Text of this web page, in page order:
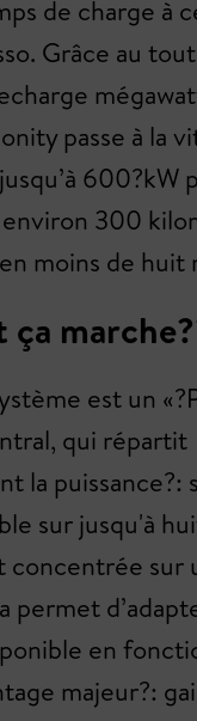
de charge à
Grâce au
passe à la
600?kW
300
moins de huit
est un
qui répartit
la puissance?:
sur jusqu'à
concentrée sur
permet
en
majeur?: